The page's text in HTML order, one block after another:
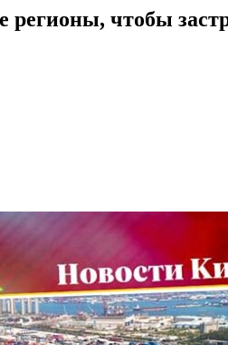
чтобы